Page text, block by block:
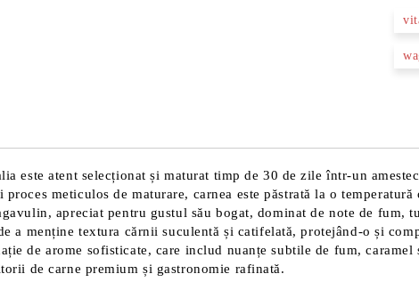
este atent selecționat și maturat timp de 30 de zile într-un
proces meticulos de maturare, carnea este păstrată la o
apreciat pentru gustul său bogat, dominat de note de fum,
a menține textura cărnii suculentă și catifelată, protejând-o și
de arome sofisticate, care includ nuanțe subtile de fum,
de carne premium și gastronomie rafinată.